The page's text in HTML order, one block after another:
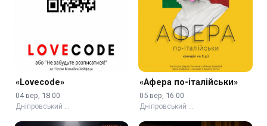
«Lovecode»
04 вер, 18:00
Дніпровський …
«Афера по-італійськи»
05 вер, 16:00
Дніпровський …